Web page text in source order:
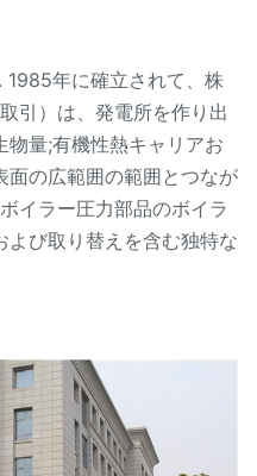
1985年に確立されて、株
引）は、発電所を作り出
物量;有機性熱キャリアお
面の広範囲の範囲とつなが
イラー圧力部品のボイラ
よび取り替えを含む独特な